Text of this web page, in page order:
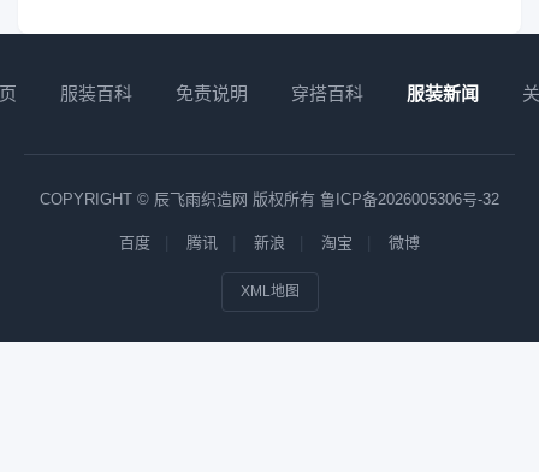
服装百科 免责说明 穿搭百科 服装新闻
COPYRIGHT © 辰飞雨织造网 版权所有 鲁ICP备2026005306号-32
百度 腾讯 新浪 淘宝 微博
XML地图